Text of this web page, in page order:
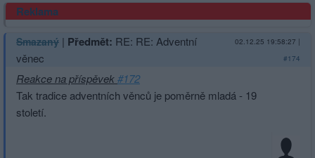
Reklama
Smazaný | Předmět: RE: RE: Adventní
věnec
02.12.25 19:58:27 |
#174
Reakce na příspěvek#172
Tak tradice adventních věnců je poměrně mladá - 19
století.